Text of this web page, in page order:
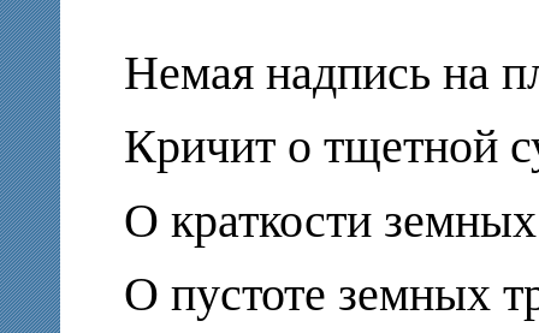
Немая надпись на
Кричит о тщетной
О краткости
О пустоте земных